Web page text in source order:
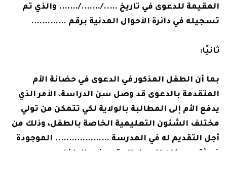
المقيمة للدعوى في تاريخ …../……./……. والذي تم
تسجيله في دائرة الأحوال المدنية برقم ………….
ثانيًا:
بما أن الطفل المذكور في الدعوى في حضانة الأم
المتقدمة بالدعوى قد وصل سن الدراسة، الأمر الذي
يدفع الأم إلى المطالبة بالولاية لكي تتمكن من تولي
مختلف الشئون التعليمية الخاصة بالطفل، وذلك من
أجل التقديم له في المدرسة ……………….. الموجودة